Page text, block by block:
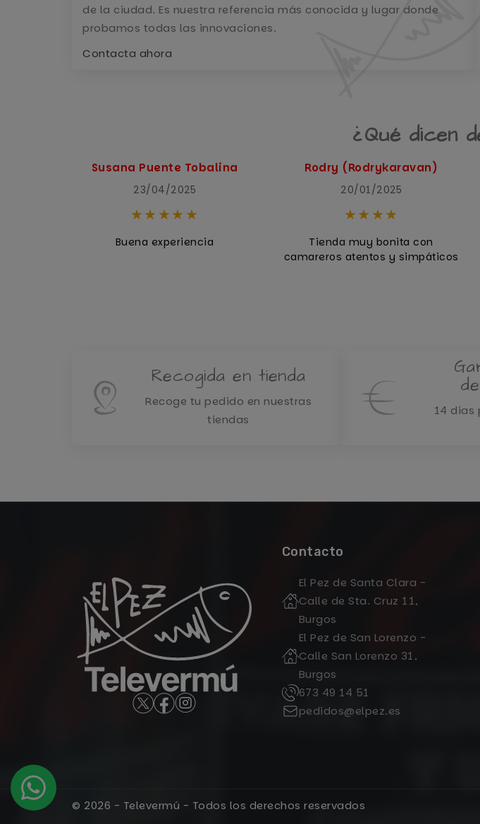
de la ciudad. Es nuestra referencia más conocida y lugar donde
probamos todas las innovaciones.
Contacta ahora
¿Qué dicen
Susana Puente Tobalina
23/04/2025
Buena experiencia
Rodry (Rodrykaravan)
20/01/2025
Tienda muy bonita con
camareros atentos y simpáticos
Recogida en tienda
Recoge tu pedido en nuestras
tiendas
14 días
Contacto
El Pez de Santa Clara -
Calle de Sta. Cruz 11,
Burgos
El Pez de San Lorenzo -
Calle San Lorenzo 31,
Burgos
673 49 14 51
pedidos@elpez.es
© 2026 - Televermú - Todos los derechos reservados